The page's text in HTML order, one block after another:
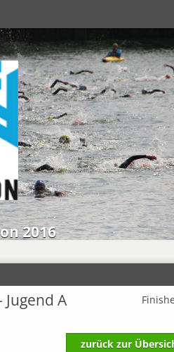
2016
Jugend A
zurück zur